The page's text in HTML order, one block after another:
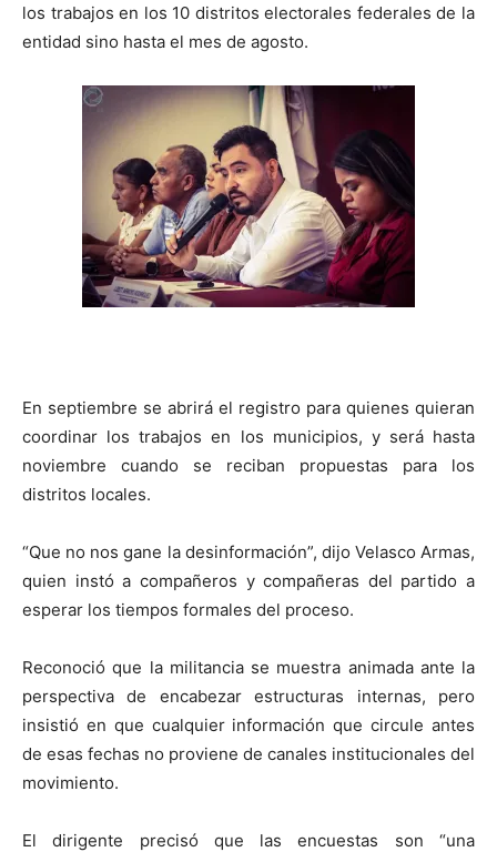
los trabajos en los 10 distritos electorales federales de la
entidad sino hasta el mes de agosto.
En septiembre se abrirá el registro para quienes quieran
coordinar los trabajos en los municipios, y será hasta
noviembre cuando se reciban propuestas para los
distritos locales.
“Que no nos gane la desinformación”, dijo Velasco Armas,
quien instó a compañeros y compañeras del partido a
esperar los tiempos formales del proceso.
Reconoció que la militancia se muestra animada ante la
perspectiva de encabezar estructuras internas, pero
insistió en que cualquier información que circule antes
de esas fechas no proviene de canales institucionales del
movimiento.
El dirigente precisó que las encuestas son “una